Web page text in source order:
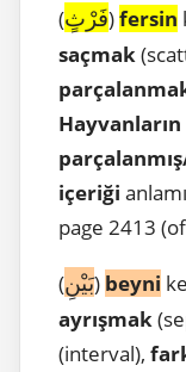
(فَرْثٍ)fersin
saçmak
içeriği
page 2413
(بَيْنِ) beyni
ayrışmak
(interval),